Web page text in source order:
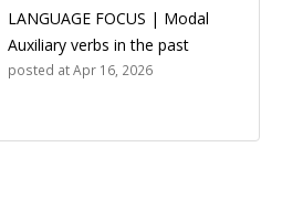
LANGUAGE FOCUS | Modal
Auxiliary verbs in the past
posted atApr 16, 2026